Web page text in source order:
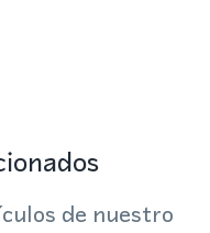
de nuestro